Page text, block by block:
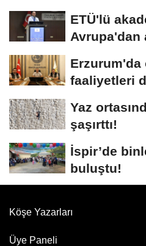
ETÜ'lü
Avrupa'dan
Erzurum'da
faaliyetleri
Yaz
şaşırttı!
İspir’de
buluştu!
Köşe Yazarları
Üye Paneli